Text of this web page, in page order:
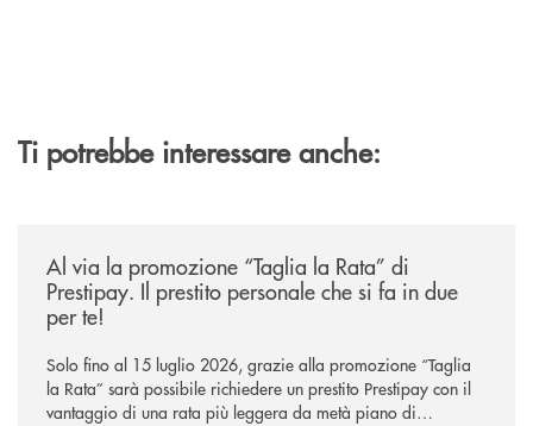
Ti potrebbe interessare anche:
Al via la promozione “Taglia la Rata” di
Prestipay. Il prestito personale che si fa in due
per te!
Solo fino al 15 luglio 2026, grazie alla promozione “Taglia
la Rata” sarà possibile richiedere un prestito Prestipay con il
vantaggio di una rata più leggera da metà piano di